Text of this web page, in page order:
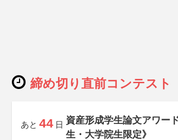
締め切り直前コンテスト
あと 44 日 資産形成学生論文アワー
生・大学院生限定》